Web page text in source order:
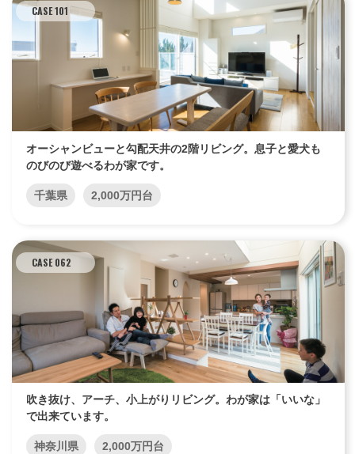
CASE 101
オーシャンビューと勾配天井の2階リビング。息子と愛犬も
のびのび遊べるわが家です。
千葉県 2,000万円台
CASE 062
吹き抜け、アーチ、小上がりリビング。わが家は「いいな」
で出来ています。
神奈川県 2,000万円台